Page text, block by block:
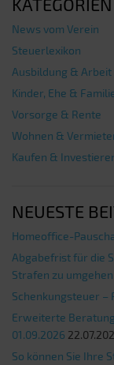
News vom Verein
Steuerlexikon
Ausbildung & Arbeit
Kinder, Ehe &
Vorsorge & Rente
Wohnen &
Kaufen &
NEUESTE
Homeoffice-
Abgabefrist für die
Strafen zu umgehen
Schenkungsteuer –
Erweiterte
01.09.2026
So können Sie Ihre